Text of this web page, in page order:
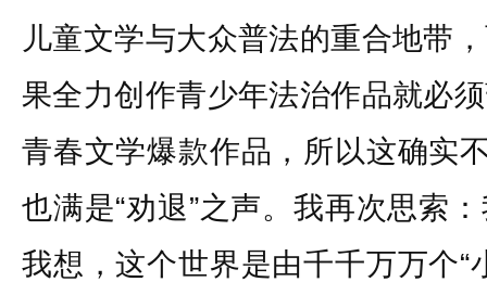
儿童文学与大众普法的重合地带
果全力创作青少年法治作品就必
青春文学爆款作品，所以这确实
也满是“劝退”之声。我再次思索
我想，这个世界是由千千万万个“